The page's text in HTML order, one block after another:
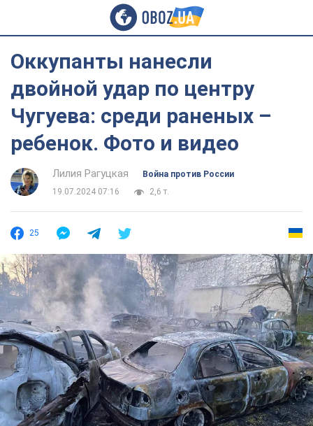
Оккупанты нанесли
двойной удар по центру
Чугуева: среди раненых –
ребенок. Фото и видео
Лилия Рагуцкая
Война против России
19.07.2024 07:16
2,6 т.
25